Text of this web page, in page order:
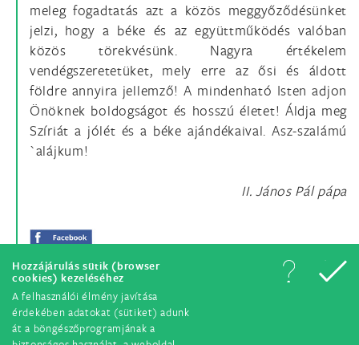
Hozzájárulás sütik (browser
cookies) kezeléséhez
A felhasználói élmény javítása
érdekében adatokat (sütiket) adunk
át a böngészőprogramjának a
meleg fogadtatás azt a közös meggyőződésünket
jelzi, hogy a béke és az együttműködés valóban
közös törekvésünk. Nagyra értékelem
vendégszeretetüket, mely erre az ősi és áldott
földre annyira jellemző! A mindenható Isten adjon
Önöknek boldogságot és hosszú életet! Áldja meg
Szíriát a jólét és a béke ajándékaival. Asz-szalámú
`alájkum!
II. János Pál pápa